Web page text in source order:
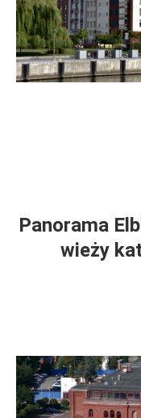
Panorama
wieży